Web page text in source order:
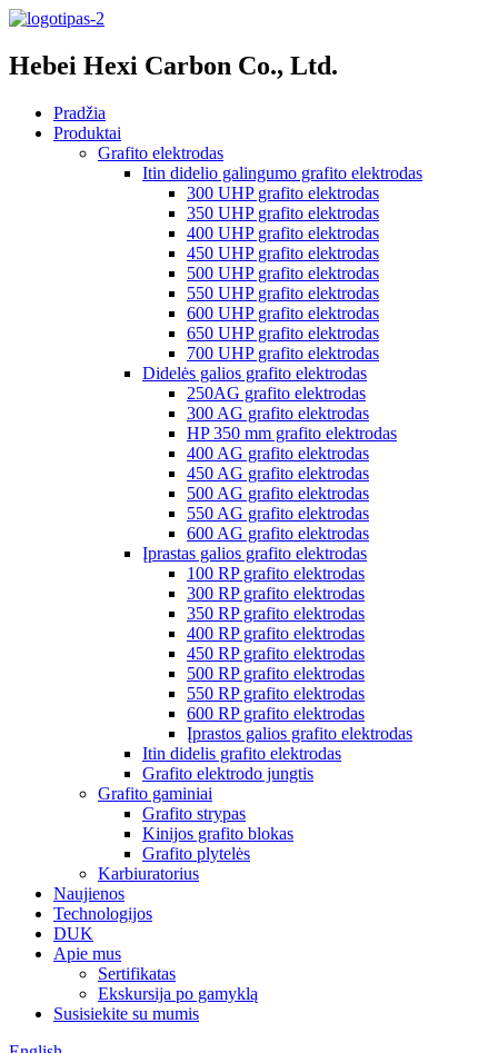
Hebei Hexi Carbon Co., Ltd.
Pradžia
Produktai
Grafito elektrodas
Itin didelio galingumo grafito elektrodas
300 UHP grafito elektrodas
350 UHP grafito elektrodas
400 UHP grafito elektrodas
450 UHP grafito elektrodas
500 UHP grafito elektrodas
550 UHP grafito elektrodas
600 UHP grafito elektrodas
650 UHP grafito elektrodas
700 UHP grafito elektrodas
Didelės galios grafito elektrodas
250AG grafito elektrodas
300 AG grafito elektrodas
HP 350 mm grafito elektrodas
400 AG grafito elektrodas
450 AG grafito elektrodas
500 AG grafito elektrodas
550 AG grafito elektrodas
600 AG grafito elektrodas
Įprastas galios grafito elektrodas
100 RP grafito elektrodas
300 RP grafito elektrodas
350 RP grafito elektrodas
400 RP grafito elektrodas
450 RP grafito elektrodas
500 RP grafito elektrodas
550 RP grafito elektrodas
600 RP grafito elektrodas
Įprastos galios grafito elektrodas
Itin didelis grafito elektrodas
Grafito elektrodo jungtis
Grafito gaminiai
Grafito strypas
Kinijos grafito blokas
Grafito plytelės
Karbiuratorius
Naujienos
Technologijos
DUK
Apie mus
Sertifikatas
Ekskursija po gamyklą
Susisiekite su mumis